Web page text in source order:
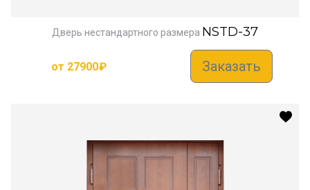
Дверь нестандартного размера NSTD-37
от 27900₽ Заказать